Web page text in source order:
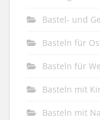
Bastel- und
Basteln für
Basteln für
Basteln mit
Basteln mit